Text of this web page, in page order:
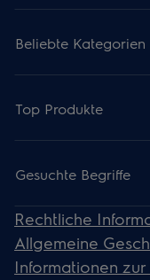
Beliebte Kategorien
Top Produkte
Gesuchte Begriffe
Rechtliche
Allgemeine
Informationen zur